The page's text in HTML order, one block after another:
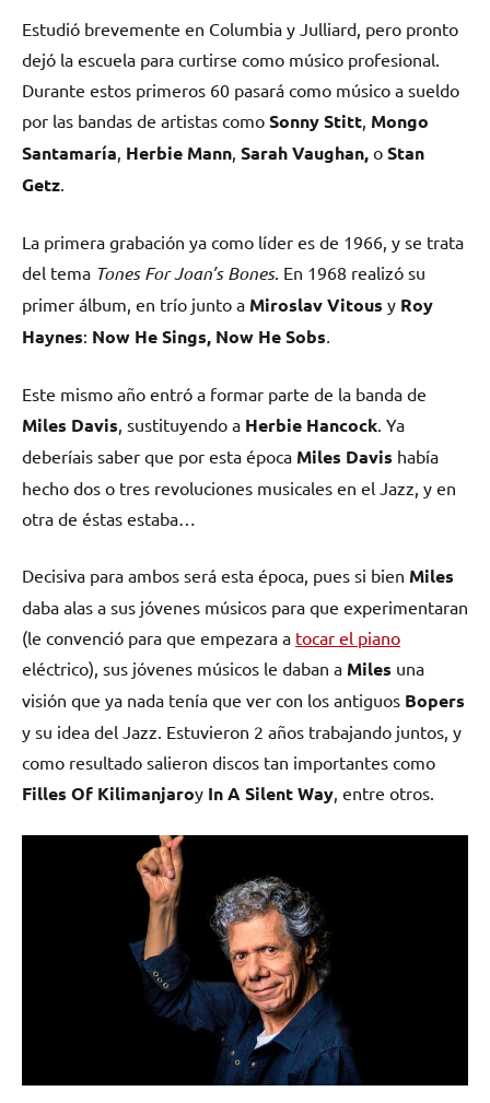
Estudió brevemente en Columbia y Julliard, pero pronto
dejó la escuela para curtirse como músico profesional.
Durante estos primeros 60 pasará como músico a sueldo
por las bandas de artistas como Sonny Stitt Mongo
Santamaría Herbie Mann Sarah Vaughan, o Stan
Getz
La primera grabación ya como líder es de 1966, y se trata
del tema Tones For Joan’s Bones. En 1968 realizó su
primer álbum, en trío junto a Miroslav Vitous y Roy
Haynes: Now He Sings, Now He Sobs.
Este mismo año entró a formar parte de la banda de
Miles Davis , sustituyendo a Herbie Hancock . Ya
deberíais saber que por esta época Miles Davis había
hecho dos o tres revoluciones musicales en el Jazz, y en
otra de éstas estaba…
Decisiva para ambos será esta época, pues si bien Miles
daba alas a sus jóvenes músicos para que experimentaran
(le convenció para que empezara a tocar el piano
eléctrico), sus jóvenes músicos le daban a Miles una
visión que ya nada tenía que ver con los antiguos Bopers
y su idea del Jazz. Estuvieron 2 años trabajando juntos, y
como resultado salieron discos tan importantes como
Filles Of Kilimanjaroy In A Silent Way , entre otros.